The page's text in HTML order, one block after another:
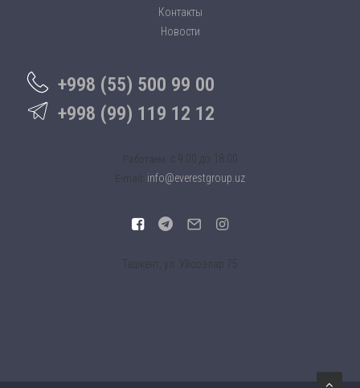
Контакты
Новости
+998 (55) 500 99 00
+998 (99) 119 12 12
Работаем: c 9:00 до 18:00
E-mail: info@everestgroup.uz
Ташкент, ул. Уйсозлар 75